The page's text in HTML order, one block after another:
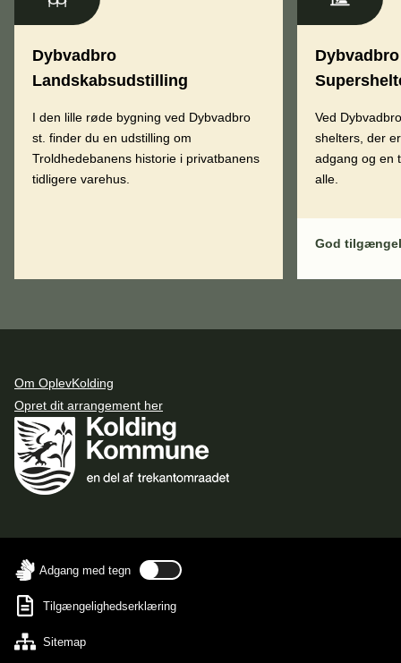
Dybvadbro
Landskabsudstilling
I den lille røde bygning ved Dybvadbro
st. finder du en udstilling om
Troldhedebanens historie i privatbanens
tidligere varehus.
Ved
shelters, der
adgang og en
alle.
God
Om OplevKolding
Opret dit arrangement her
Adgang med tegn
Tilgængelighedserklæring
Sitemap